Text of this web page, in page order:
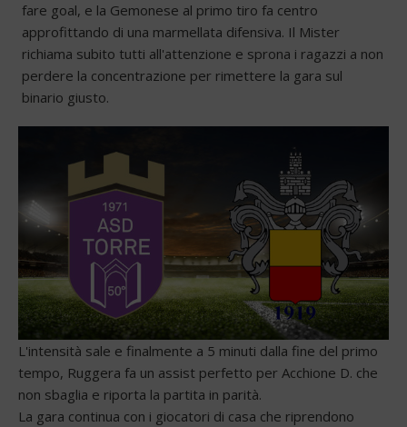
fare goal, e la Gemonese al primo tiro fa centro
approfittando di una marmellata difensiva. Il Mister
richiama subito tutti all'attenzione e sprona i ragazzi a non
perdere la concentrazione per rimettere la gara sul
binario giusto.
L'intensità sale e finalmente a 5 minuti dalla fine del primo
tempo, Ruggera fa un assist perfetto per Acchione D. che
non sbaglia e riporta la partita in parità.
La gara continua con i giocatori di casa che riprendono